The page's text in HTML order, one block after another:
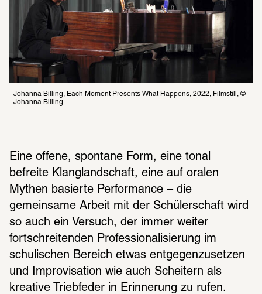
Johanna Billing, Each Moment Presents What Happens, 2022, Filmstill, ©
Johanna Billing
Eine offene, spontane Form, eine tonal
befreite Klanglandschaft, eine auf oralen
Mythen basierte Performance – die
gemeinsame Arbeit mit der Schülerschaft wird
so auch ein Versuch, der immer weiter
fortschreitenden Professionalisierung im
schulischen Bereich etwas entgegenzusetzen
und Improvisation wie auch Scheitern als
kreative Triebfeder in Erinnerung zu rufen.